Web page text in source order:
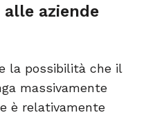
aziende
la possibilità che il
massivamente
è relativamente